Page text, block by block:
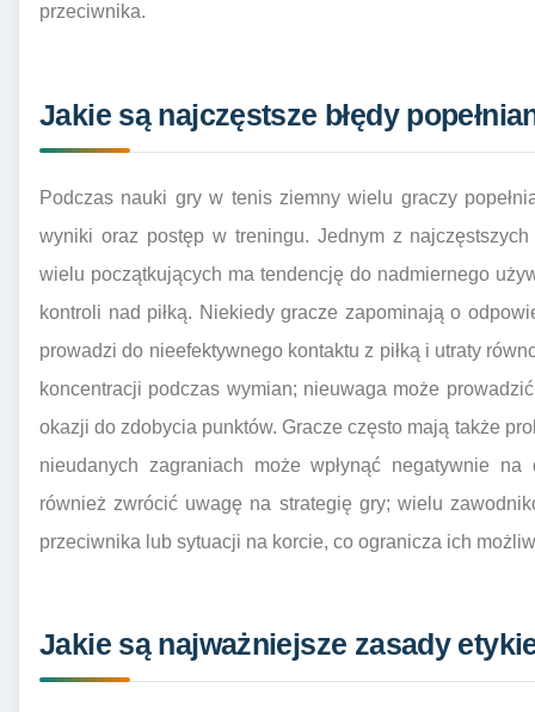
przeciwnika.
Jakie są najczęstsze błędy
Podczas nauki gry w tenis ziemny wielu graczy
wyniki oraz postęp w treningu. Jednym z
wielu początkujących ma tendencję do nadmiernego
kontroli nad piłką. Niekiedy gracze zapominają o
prowadzi do nieefektywnego kontaktu z piłką i utraty
koncentracji podczas wymian; nieuwaga może
okazji do zdobycia punktów. Gracze często mają także
nieudanych zagraniach może wpłynąć negatywnie
również zwrócić uwagę na strategię gry; wielu
przeciwnika lub sytuacji na korcie, co ogranicza ich
Jakie są najważniejsze zasady